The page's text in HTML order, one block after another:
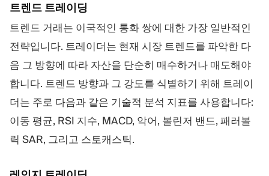
트렌드 트레이딩
트렌드 거래는 이국적인 통화 쌍에 대한 가장 일반적인
전략입니다. 트레이더는 현재 시장 트렌드를 파악한 다
음 그 방향에 따라 자산을 단순히 매수하거나 매도해야
합니다. 트렌드 방향과 그 강도를 식별하기 위해 트레이
더는 주로 다음과 같은 기술적 분석 지표를 사용합니다:
이동 평균, RSI 지수, MACD, 악어, 볼린저 밴드, 패러볼
릭 SAR, 그리고 스토캐스틱.